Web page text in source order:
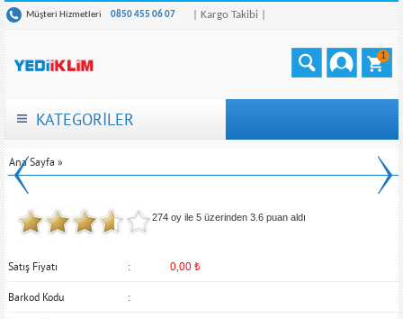
Müşteri Hizmetleri 0850 455 06 07 | Kargo Takibi |
1
KATEGORİLER
Ana Sayfa »
274 oy ile 5 üzerinden3.6 puan aldı
Satış Fiyatı 0,00 ₺
Barkod Kodu